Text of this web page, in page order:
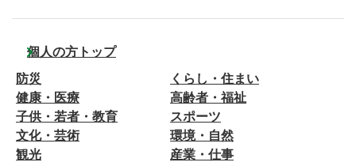
個人の方トップ
防災
くらし・住まい
健康・医療
高齢者・福祉
子供・若者・教育
スポーツ
文化・芸術
環境・自然
観光
産業・仕事